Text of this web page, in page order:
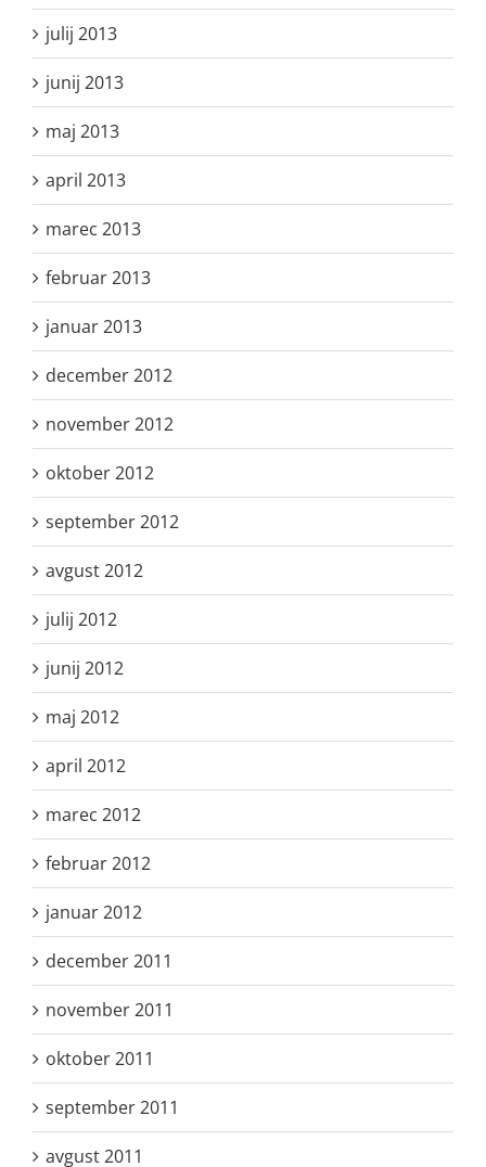
julij 2013
junij 2013
maj 2013
april 2013
marec 2013
februar 2013
januar 2013
december 2012
november 2012
oktober 2012
september 2012
avgust 2012
julij 2012
junij 2012
maj 2012
april 2012
marec 2012
februar 2012
januar 2012
december 2011
november 2011
oktober 2011
september 2011
avgust 2011